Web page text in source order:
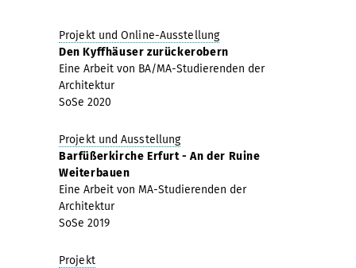
Projekt und Online-Ausstellung
Den Kyffhäuser zurückerobern
Eine Arbeit von BA/MA-Studierenden der
Architektur
SoSe 2020
Projekt und Ausstellung
Barfüßerkirche Erfurt - An der Ruine
Weiterbauen
Eine Arbeit von MA-Studierenden der
Architektur
SoSe 2019
Projekt